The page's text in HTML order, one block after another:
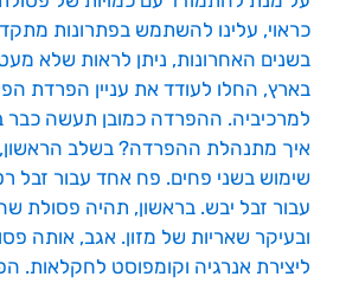
כראוי, עלינו להשתמש בפתרונות
בשנים האחרונות, ניתן לראות שלא
בארץ, החלו לעודד את עניין הפרדת
למרכיביה. ההפרדה כמובן תעשה כבר
איך מתנהלת ההפרדה? בשלב הראשון,
שימוש בשני פחים. פח אחד עבור זבל
עבור זבל יבש. בראשון, תהיה פסולת
ובעיקר שאריות של מזון. אגב, אותה
ליצירת אנרגיה וקומפוסט לחקלאות.